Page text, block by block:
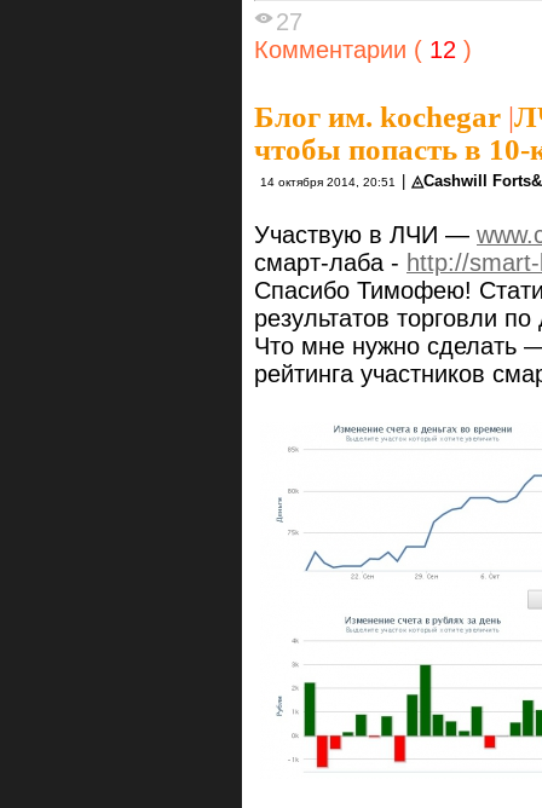
27
Комментарии ( 12 )
Блог им. kochegar |
чтобы попасть в 10-
14 октября 2014, 20:51 ◬Cashwill
Участвую в ЛЧИ —
смарт-лаба - http://
Спасибо Тимофею!
результатов торговли
Что мне нужно сделать
рейтинга участников